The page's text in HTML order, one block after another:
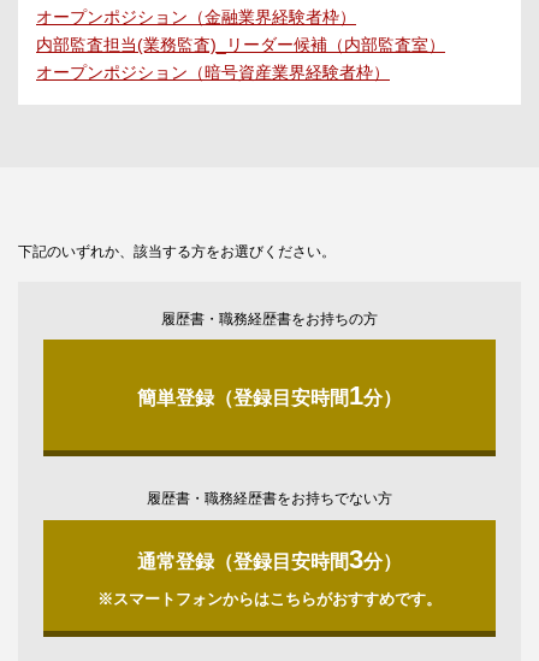
オープンポジション（金融業界経験者枠）
内部監査担当(業務監査)_リーダー候補（内部監査室）
オープンポジション（暗号資産業界経験者枠）
下記のいずれか、該当する方をお選びください。
履歴書・職務経歴書をお持ちの方
簡単登録（登録目安時間1分）
履歴書・職務経歴書をお持ちでない方
通常登録（登録目安時間3分）
※スマートフォンからはこちらがおすすめです。